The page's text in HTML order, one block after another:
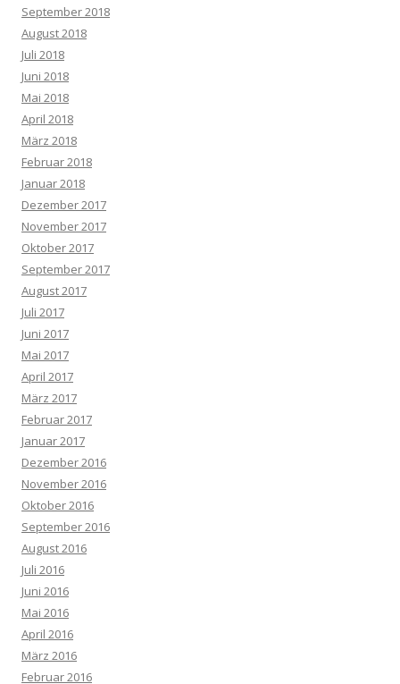
September 2018
August 2018
Juli 2018
Juni 2018
Mai 2018
April 2018
März 2018
Februar 2018
Januar 2018
Dezember 2017
November 2017
Oktober 2017
September 2017
August 2017
Juli 2017
Juni 2017
Mai 2017
April 2017
März 2017
Februar 2017
Januar 2017
Dezember 2016
November 2016
Oktober 2016
September 2016
August 2016
Juli 2016
Juni 2016
Mai 2016
April 2016
März 2016
Februar 2016